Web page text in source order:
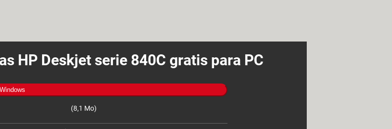
HP Deskjet serie 840C gratis para PC
(8,1 Mo)